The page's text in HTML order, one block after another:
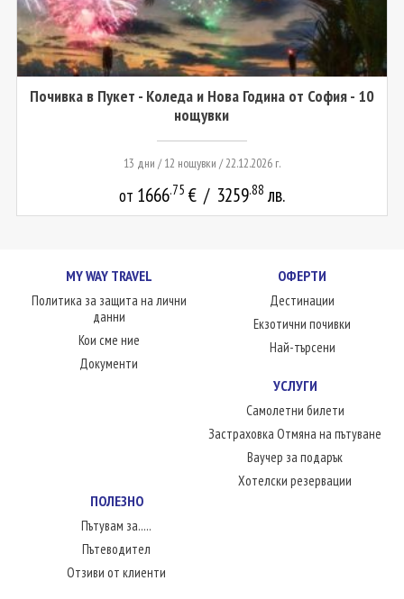
Почивка в Пукет - Коледа и Нова Година от София - 10
нощувки
13 дни / 12 нощувки / 22.12.2026 г.
от 1666.75 € / 3259.88 лв.
MY WAY TRAVEL
Политика за защита на лични
данни
Кои сме ние
Документи
ОФЕРТИ
Дестинации
Екзотични почивки
Най-търсени
УСЛУГИ
Самолетни билети
Застраховка Отмяна на пътуване
Ваучер за подарък
Хотелски резервации
ПОЛЕЗНО
Пътувам за.....
Пътеводител
Отзиви от клиенти